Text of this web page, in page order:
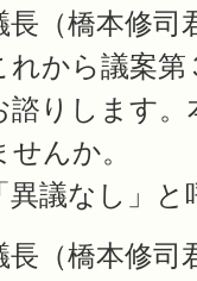
長（橋本修
から議案第
りします。
せんか。
異議なし」
長（橋本修